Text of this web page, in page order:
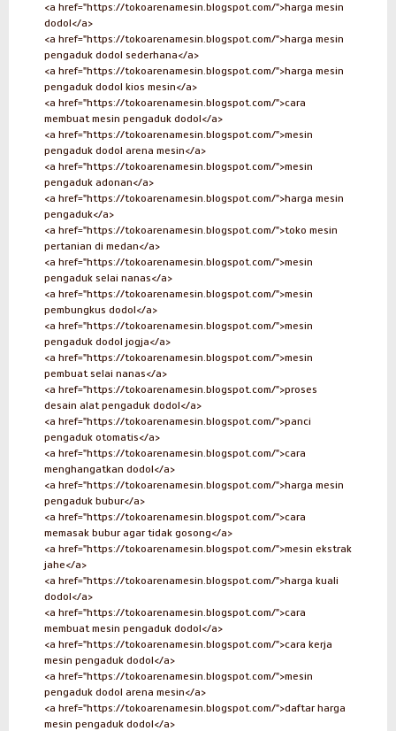
<a href="https://tokoarenamesin.blogspot.com/">harga mesin
dodol</a>
<a href="https://tokoarenamesin.blogspot.com/">harga mesin
pengaduk dodol sederhana</a>
<a href="https://tokoarenamesin.blogspot.com/">harga mesin
pengaduk dodol kios mesin</a>
<a href="https://tokoarenamesin.blogspot.com/">cara
membuat mesin pengaduk dodol</a>
<a href="https://tokoarenamesin.blogspot.com/">mesin
pengaduk dodol arena mesin</a>
<a href="https://tokoarenamesin.blogspot.com/">mesin
pengaduk adonan</a>
<a href="https://tokoarenamesin.blogspot.com/">harga mesin
pengaduk</a>
<a href="https://tokoarenamesin.blogspot.com/">toko mesin
pertanian di medan</a>
<a href="https://tokoarenamesin.blogspot.com/">mesin
pengaduk selai nanas</a>
<a href="https://tokoarenamesin.blogspot.com/">mesin
pembungkus dodol</a>
<a href="https://tokoarenamesin.blogspot.com/">mesin
pengaduk dodol jogja</a>
<a href="https://tokoarenamesin.blogspot.com/">mesin
pembuat selai nanas</a>
<a href="https://tokoarenamesin.blogspot.com/">proses
desain alat pengaduk dodol</a>
<a href="https://tokoarenamesin.blogspot.com/">panci
pengaduk otomatis</a>
<a href="https://tokoarenamesin.blogspot.com/">cara
menghangatkan dodol</a>
<a href="https://tokoarenamesin.blogspot.com/">harga mesin
pengaduk bubur</a>
<a href="https://tokoarenamesin.blogspot.com/">cara
memasak bubur agar tidak gosong</a>
<a href="https://tokoarenamesin.blogspot.com/">mesin ekstrak
jahe</a>
<a href="https://tokoarenamesin.blogspot.com/">harga kuali
dodol</a>
<a href="https://tokoarenamesin.blogspot.com/">cara
membuat mesin pengaduk dodol</a>
<a href="https://tokoarenamesin.blogspot.com/">cara kerja
mesin pengaduk dodol</a>
<a href="https://tokoarenamesin.blogspot.com/">mesin
pengaduk dodol arena mesin</a>
<a href="https://tokoarenamesin.blogspot.com/">daftar harga
mesin pengaduk dodol</a>